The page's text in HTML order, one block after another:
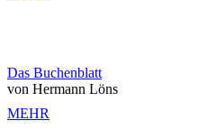
Das Buchenblatt
von Hermann Löns
MEHR